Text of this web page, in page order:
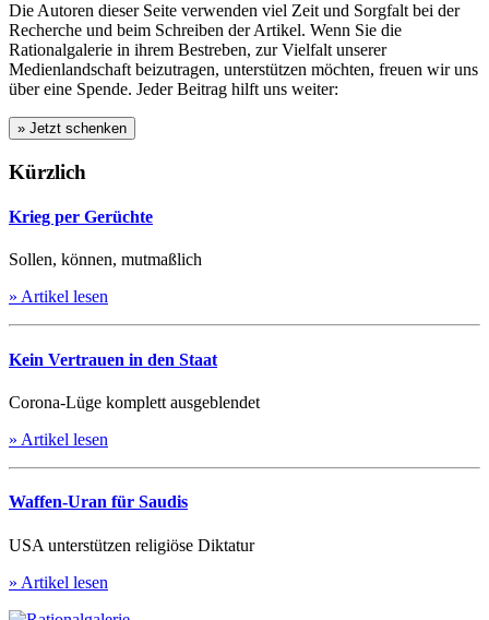
Die Autoren dieser Seite verwenden viel Zeit und Sorgfalt bei der
Recherche und beim Schreiben der Artikel. Wenn Sie die
Rationalgalerie in ihrem Bestreben, zur Vielfalt unserer
Medienlandschaft beizutragen, unterstützen möchten, freuen wir uns
über eine Spende. Jeder Beitrag hilft uns weiter:
Kürzlich
Krieg per Gerüchte
Sollen, können, mutmaßlich
» Artikel lesen
Kein Vertrauen in den Staat
Corona-Lüge komplett ausgeblendet
» Artikel lesen
Waffen-Uran für Saudis
USA unterstützen religiöse Diktatur
» Artikel lesen